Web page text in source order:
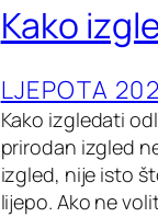
Kako
LJEPOTA
Kako izgledati
prirodan izgled
izgled, nije isto
lijepo. Ako ne